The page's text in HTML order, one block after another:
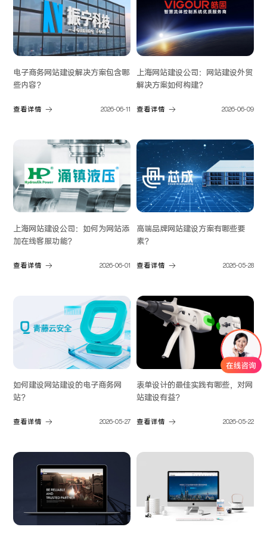
电子商务网站建设解决方案包含哪
些内容？
查看详情 2026-06-11
上海网站建设公司：网站建设外贸
解决方案如何构建？
查看详情 2026-06-09
上海网站建设公司：如何为网站添
加在线客服功能？
查看详情 2026-06-01
高端品牌网站建设方案有哪些要
素？
查看详情 2026-05-28
如何建设网站建设的电子商务网
站？
查看详情 2026-05-27
表单设计的最佳实践有哪些，对网
站建设有益？
查看详情 2026-05-22